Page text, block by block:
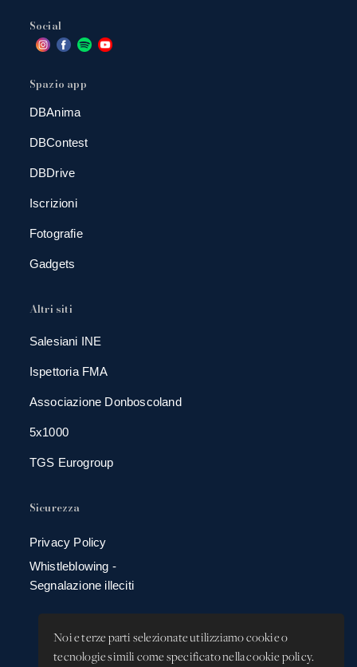
Noi e terze parti selezionate utilizziamo cookie o
tecnologie simili come specificato nella cookie policy.
Social
Spazio app
DBAnima
DBContest
DBDrive
Iscrizioni
Fotografie
Gadgets
Altri siti
Salesiani INE
Ispettoria FMA
Associazione Donboscoland
5x1000
TGS Eurogroup
Sicurezza
Privacy Policy
Whistleblowing -
Segnalazione illeciti